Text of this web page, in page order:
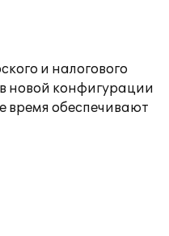
и налогового
новой конфигурации
время обеспечивают